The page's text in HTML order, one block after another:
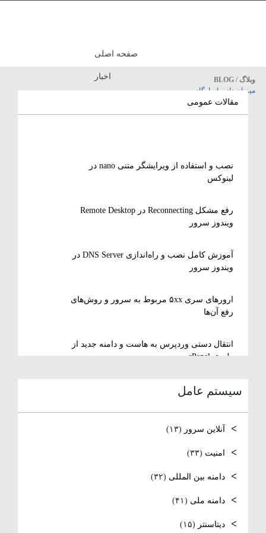
وبلاگ / BLOG
میزبان داده پاسارگاد
صفحه اصلی
اخبار
مقالات عمومی
نصب و استفاده از ویرایشگر متنی nano در
لینوکس
رفع مشکل Reconnecting در Remote Desktop
ویندوز سرور
آموزش کامل نصب و راه‌اندازی DNS Server در
ویندوز سرور
ارورهای سری ۵xx مربوط به سرور و روش‌های
رفع آن‌ها
انتقال دستی وردپرس به هاست و دامنه جدید از
طریق cPanel
سیستم عامل
آنلاین سرور (۱۳)
امنیت (۳۳)
دامنه بین المللی (۳۲)
دامنه ملی (۴۱)
دیتاسنتر (۱۵)